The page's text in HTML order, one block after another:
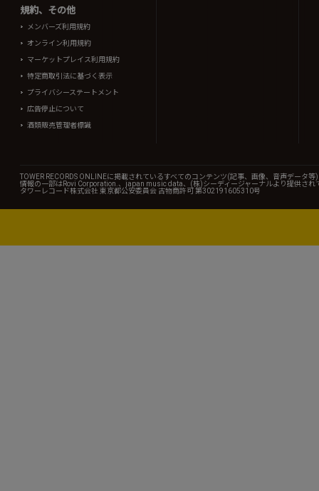
規約、その他
メンバーズ利用規約
オンライン利用規約
マーケットプレイス利用規約
特定商取引法に基づく表示
プライバシーステートメント
広告停止について
酒類販売管理者標識
TOWER RECORDS ONLINEに掲載されているすべてのコンテンツ(記事、画像、音声データ
情報の一部はRovi Corporation.、japan music data、(株)シーディージャーナルより提供され
タワーレコード株式会社 東京都公安委員会 古物商許可 第302191605310号